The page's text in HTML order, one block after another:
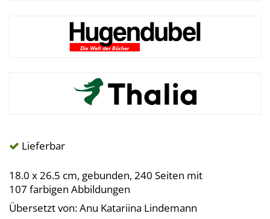
Lieferbar
18.0 x 26.5 cm, gebunden, 240 Seiten mit
107 farbigen Abbildungen
Übersetzt von: Anu Katariina Lindemann